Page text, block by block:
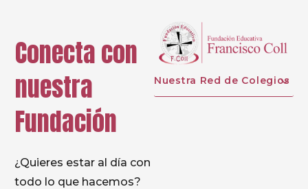
Conecta con
nuestra
Fundación
¿Quieres estar al día con
todo lo que hacemos?
Nuestra Red de Colegios